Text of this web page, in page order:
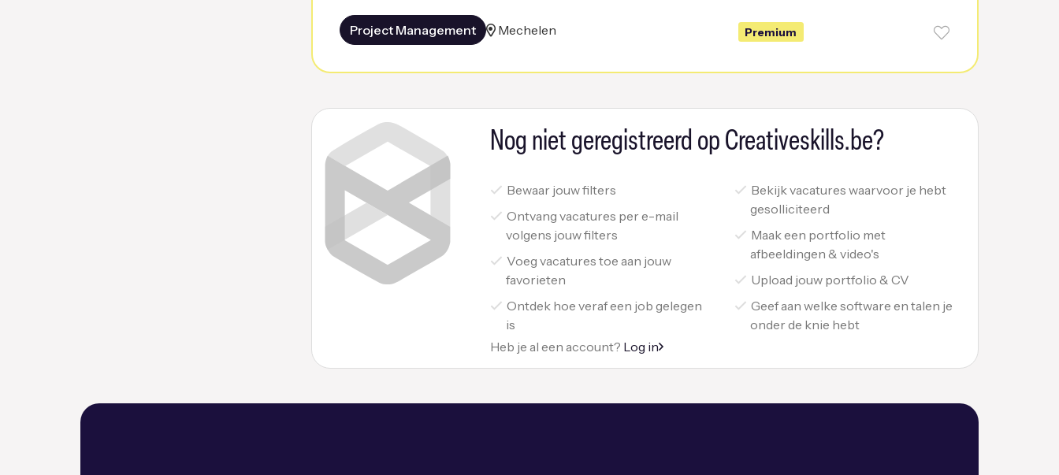
Project Management Mechelen Premium
Nog niet geregistreerd op Creativeskills.be?
Bewaar jouw filters
Ontvang vacatures per e-mail
volgens jouw filters
Voeg vacatures toe aan jouw
favorieten
Ontdek hoe veraf een job gelegen
is
Bekijk vacatures waarvoor je hebt
gesolliciteerd
Maak een portfolio met
afbeeldingen & video's
Upload jouw portfolio & CV
Geef aan welke software en talen je
onder de knie hebt
Heb je al een account? Log in